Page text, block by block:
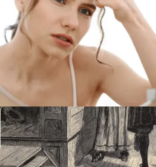
Зимняя Обувь: 5 Стильных
За Которыми
В Очереди
Факты О Войнах…